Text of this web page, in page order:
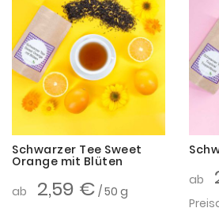
Schwarzer Tee Sweet
Orange mit Blüten
ab
2,59 € / 50 g
ab